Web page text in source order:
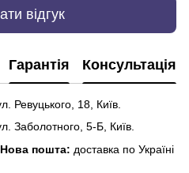
відгук
Гарантія Консультація
Ревуцького, 18, Київ.
Заболотного, 5-Б, Київ.
Нова пошта: доставка по Україні